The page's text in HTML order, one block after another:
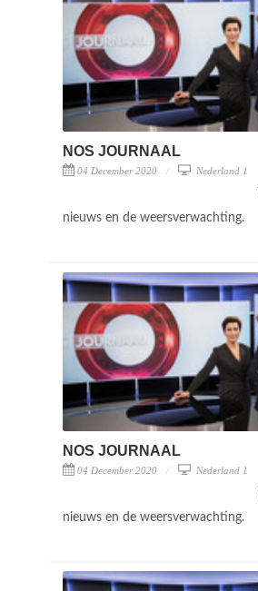
NOS JOURNAAL
04 December 2020 Nederland 1
nieuws en de weersverwachting.
NOS JOURNAAL
04 December 2020 Nederland 1
nieuws en de weersverwachting.